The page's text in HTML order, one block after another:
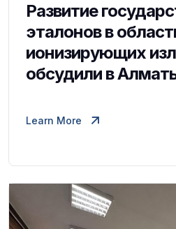
Развитие
эталонов в
ионизирующих
обсудили в
Learn More